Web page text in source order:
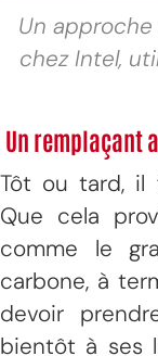
Un
chez Intel,
Un remplaçant
Tôt ou tard, il
Que cela
comme le
carbone, à
devoir
bientôt à ses